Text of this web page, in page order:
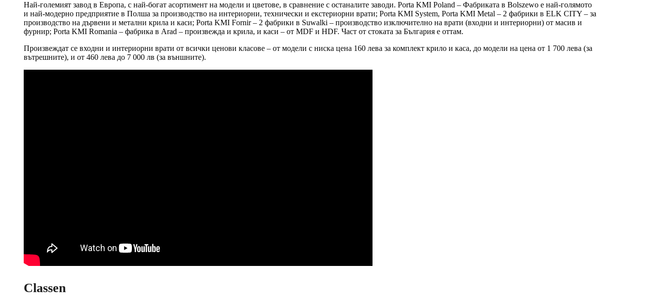
Най-големият завод в Европа, с най-богат асортимент на модели и цветове, в сравнение с останалите заводи. Porta KMI Poland – Фабриката в Bolszewo е най-голямото
и най-модерно предприятие в Полша за производство на интериорни, технически и екстериорни врати; Porta KMI System, Porta KMI Metal – 2 фабрики в ELK CITY – за
производство на дървени и метални крила и каси; Porta KMI Fornir – 2 фабрики в Suwalki – производство изключително на врати (входни и интериорни) от масив и
фурнир; Porta KMI Romania – фабрика в Arad – произвежда и крила, и каси – от MDF и HDF. Част от стоката за България е оттам.
Произвеждат се входни и интериорни врати от всички ценови класове – от модели с ниска цена 160 лева за комплект крило и каса, до модели на цена от 1 700 лева (за
вътрешните), и от 460 лева до 7 000 лв (за външните).
Classen